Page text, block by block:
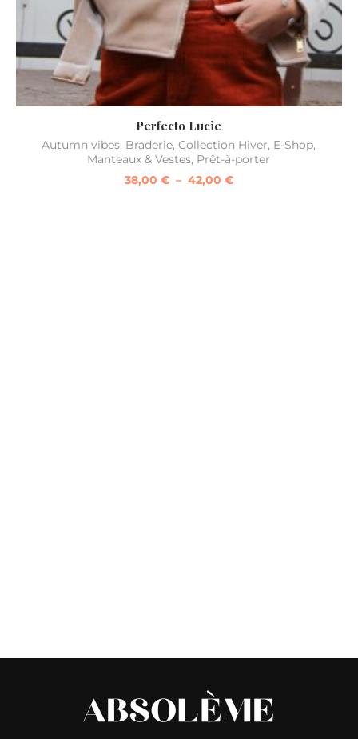
Perfecto Lucie
Autumn vibes, Braderie,Collection Hiver, E-Shop,
Manteaux & Vestes, Prêt-à-porter
38,00 € – 42,00 €